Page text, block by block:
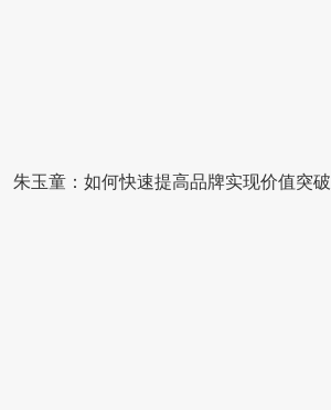
朱玉童：如何快速提高品牌实现价值突破